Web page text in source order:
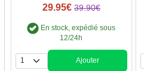
29.95€ 39.90€
En stock, expédié sous
12/24h
Quantité
Ajouter